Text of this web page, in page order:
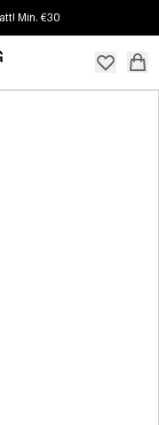
Min. €30